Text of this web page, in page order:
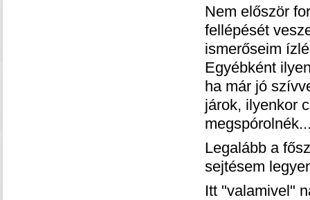
Nem először
fellépését
ismerőseim
Egyébként
ha már jó
járok, ilyenkor
Legalább a
sejtésem
Itt "valamivel"